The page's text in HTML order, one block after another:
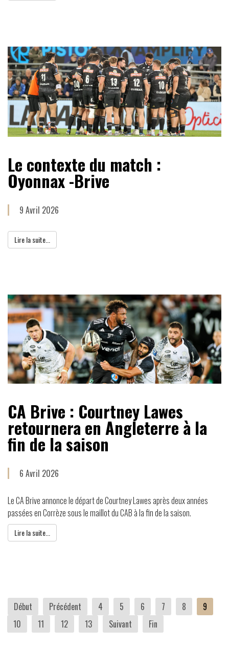
Le contexte du match :
Oyonnax -Brive
9 Avril 2026
Lire la suite...
CA Brive : Courtney Lawes
retournera en Angleterre à la
fin de la saison
6 Avril 2026
Le CA Brive annonce le départ de Courtney Lawes après deux années
passées en Corrèze sous le maillot du CAB à la fin de la saison.
Lire la suite...
Début Précédent 4 5 6 7 8
9
10
11 12 13 Suivant Fin